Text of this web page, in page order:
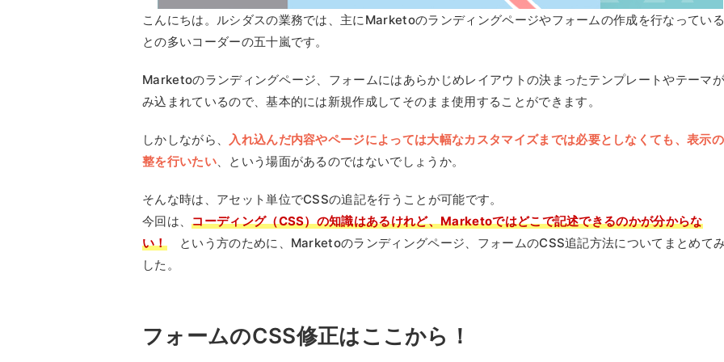
こんにちは。ルシダスの業務では、主にMarketoのランディングページやフォームの作成を行なってい
との多いコーダーの五十嵐です。
Marketoのランディングページ、フォームにはあらかじめレイアウトの決まったテンプレートやテーマ
み込まれているので、基本的には新規作成してそのまま使用することができます。
しかしながら、 入れ込んだ内容やページによっては大幅なカスタマイズまでは必要としなくても、表示
整を行いたい、という場面があるのではないでしょうか。
そんな時は、アセット単位でCSSの追記を行うことが可能です。
今回は、コーディング（CSS）の知識はあるけれど、Marketoではどこで記述できるのかが分からな
い！という方のために、Marketoのランディングページ、フォームのCSS追記方法についてまとめて
した。
フォームのCSS修正はここから！